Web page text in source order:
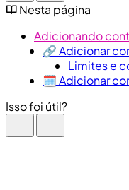
Nesta página
Adicionando
🔗 Adicionar
Limites e
🗓️ Adicionar
Isso foi útil?